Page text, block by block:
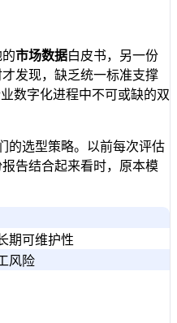
市场数据白皮书，另一份
发现，缺乏统一标准支撑
数字化进程中不可或缺的双
的选型策略。以前每次评估
告结合起来看时，原本模
期可维护性
风险